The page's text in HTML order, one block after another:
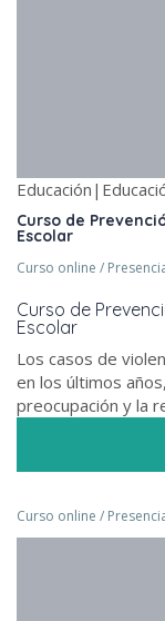
Curso de
Escolar
Curso online /
Curso de
Escolar
Los casos de
en los últimos
preocupación y la
Curso online /